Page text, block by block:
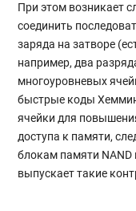
При этом возникает
соединить
заряда на затворе
например, два
многоуровневых
быстрые коды
ячейки для
доступа к памяти,
блокам памяти NAND
выпускает такие